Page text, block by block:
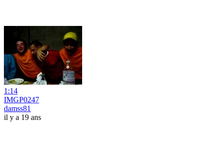
1:14
IMGP0247
damss81
il y a 19 ans